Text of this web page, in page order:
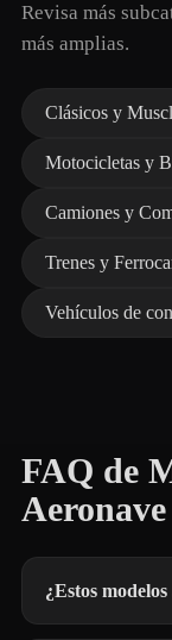
Revisa más
más amplias.
Clásicos y
Motocicletas y
Camiones y
Trenes y
Vehículos de
FAQ de
Aeronave
¿Estos